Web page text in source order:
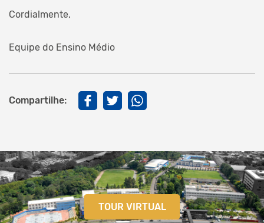
Cordialmente,
Equipe do Ensino Médio
Compartilhe:
TOUR VIRTUAL